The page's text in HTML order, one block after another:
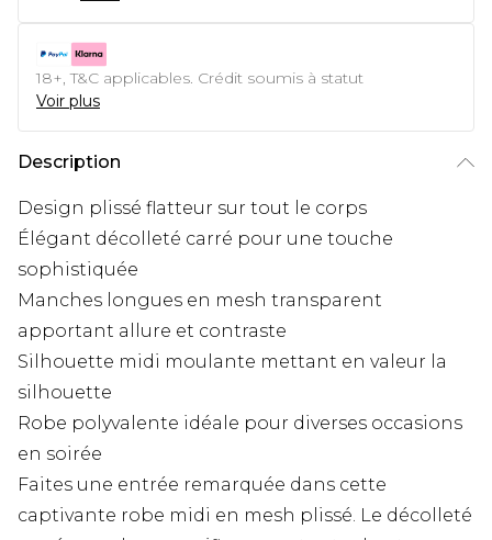
18+, T&C applicables. Crédit soumis à statut
Voir plus
Description
Design plissé flatteur sur tout le corps
Élégant décolleté carré pour une touche
sophistiquée
Manches longues en mesh transparent
apportant allure et contraste
Silhouette midi moulante mettant en valeur la
silhouette
Robe polyvalente idéale pour diverses occasions
en soirée
Faites une entrée remarquée dans cette
captivante robe midi en mesh plissé. Le décolleté